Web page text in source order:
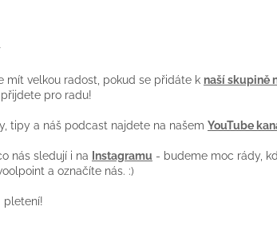
mít velkou radost, pokud se přidáte k naší skupině
pro radu!
tipy a náš podcast najdete na našem YouTube
nás sledují i na Instagramu - budeme moc rády,
a označíte nás. :)
pletení!